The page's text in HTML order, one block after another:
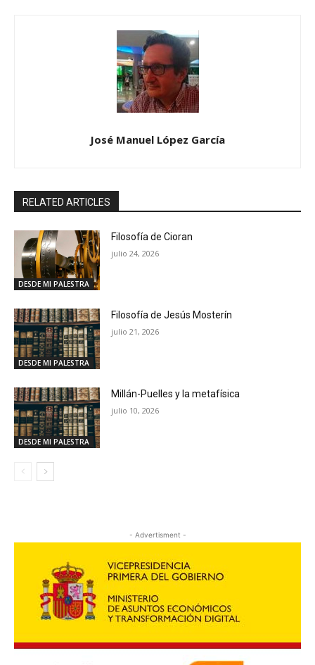
José Manuel López García
RELATED ARTICLES
DESDE MI PALESTRA
Filosofía de Cioran
julio 24, 2026
DESDE MI PALESTRA
Filosofía de Jesús Mosterín
julio 21, 2026
DESDE MI PALESTRA
Millán-Puelles y la metafísica
julio 10, 2026
- Advertisment -